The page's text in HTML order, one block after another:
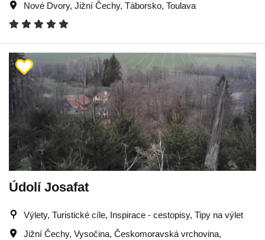
Nové Dvory, Jižní Čechy, Táborsko, Toulava
Údolí Josafat
Výlety, Turistické cíle, Inspirace - cestopisy, Tipy na výlet
Jižní Čechy, Vysočina, Českomoravská vrchovina,